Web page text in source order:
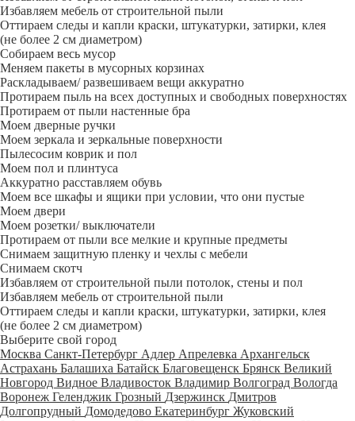
Избавляем мебель от строительной пыли
Оттираем следы и капли краски, штукатурки, затирки, клея
(не более 2 см диаметром)
Собираем весь мусор
Меняем пакеты в мусорных корзинах
Раскладываем/ развешиваем вещи аккуратно
Протираем пыль на всех доступных и свободных поверхностях
Протираем от пыли настенные бра
Моем дверные ручки
Моем зеркала и зеркальные поверхности
Пылесосим коврик и пол
Моем пол и плинтуса
Аккуратно расставляем обувь
Моем все шкафы и ящики при условии, что они пустые
Моем двери
Моем розетки/ выключатели
Протираем от пыли все мелкие и крупные предметы
Снимаем защитную пленку и чехлы с мебели
Снимаем скотч
Избавляем от строительной пыли потолок, стены и пол
Избавляем мебель от строительной пыли
Оттираем следы и капли краски, штукатурки, затирки, клея
(не более 2 см диаметром)
Выберите свой город
Москва Санкт-Петербург Адлер Апрелевка Архангельск
Астрахань Балашиха Батайск Благовещенск Брянск Великий
Новгород Видное Владивосток Владимир Волгоград Вологда
Воронеж Геленджик Грозный Дзержинск Дмитров
Долгопрудный Домодедово Екатеринбург Жуковский